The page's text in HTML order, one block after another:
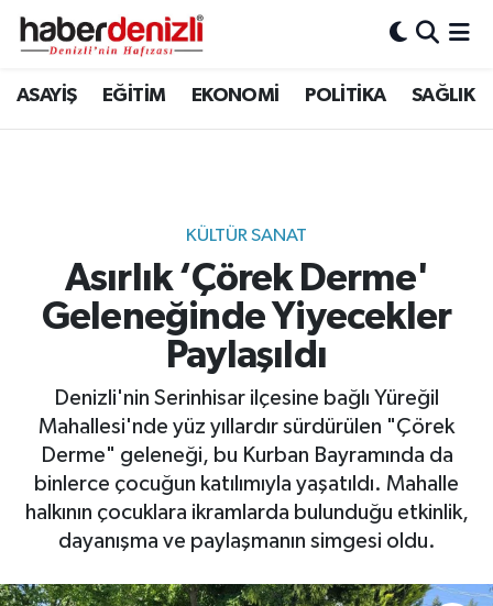
ASAYİŞ EĞİTİM EKONOMİ POLİTİKA SAĞLIK
KÜLTÜR SANAT
Asırlık ‘Çörek Derme'
Geleneğinde Yiyecekler
Paylaşıldı
Denizli'nin Serinhisar ilçesine bağlı Yüreğil
Mahallesi'nde yüz yıllardır sürdürülen "Çörek
Derme" geleneği, bu Kurban Bayramında da
binlerce çocuğun katılımıyla yaşatıldı. Mahalle
halkının çocuklara ikramlarda bulunduğu etkinlik,
dayanışma ve paylaşmanın simgesi oldu.
Denizli Nöbetçi Eczaneler
Tüm Manşetler
Son Dakika Haberleri
Haber Arşivi